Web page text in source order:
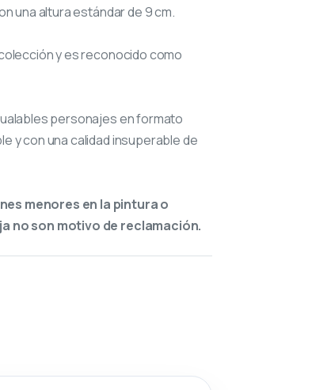
una altura estándar de 9 cm.
y es reconocido como
personajes en formato
y con una calidad insuperable de
menores en la pintura o
no son motivo de reclamación.